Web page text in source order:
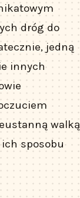
dróg do
jedną
innych
walką
sposobu